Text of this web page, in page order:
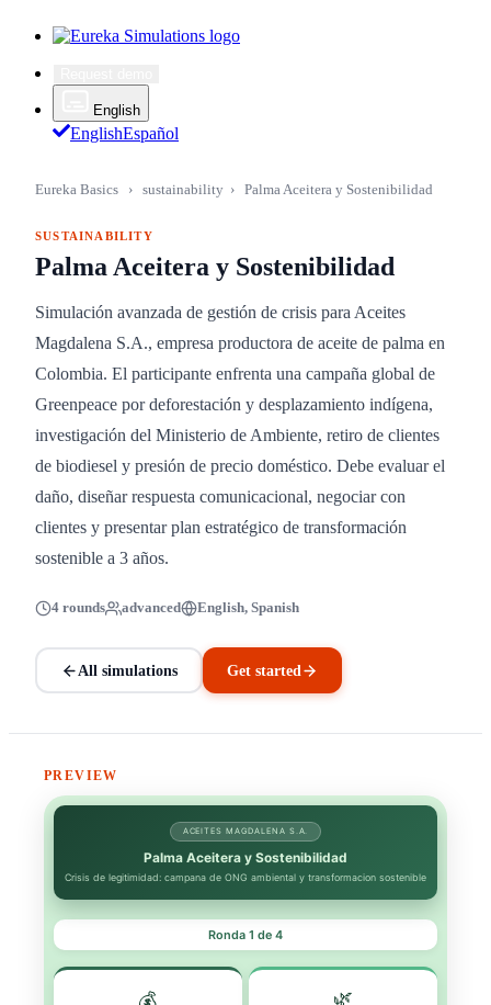
English
EnglishEspañol
Eureka Basics › sustainability › Palma Aceitera y Sostenibilidad
SUSTAINABILITY
Palma Aceitera y Sostenibilidad
Simulación avanzada de gestión de crisis para Aceites
Magdalena S.A., empresa productora de aceite de palma en
Colombia. El participante enfrenta una campaña global de
Greenpeace por deforestación y desplazamiento indígena,
investigación del Ministerio de Ambiente, retiro de clientes
de biodiesel y presión de precio doméstico. Debe evaluar el
daño, diseñar respuesta comunicacional, negociar con
clientes y presentar plan estratégico de transformación
sostenible a 3 años.
4 rounds advanced English, Spanish
All simulations Get started
PREVIEW